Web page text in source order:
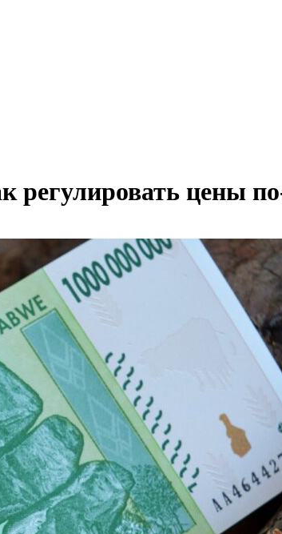
регулировать цены